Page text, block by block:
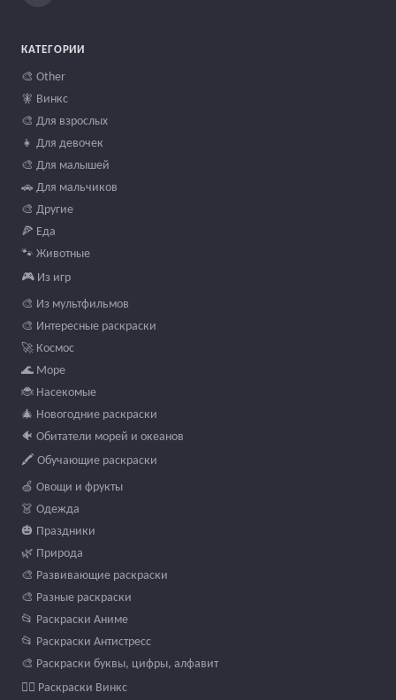
КАТЕГОРИИ
🎨 Other
🧚 Винкс
🎨 Для взрослых
👧 Для девочек
🎨 Для малышей
🚗 Для мальчиков
🎨 Другие
🍕 Еда
🐾 Животные
🎮 Из игр
🎨 Из мультфильмов
🎨 Интересные раскраски
🚀 Космос
🌊 Море
🐞 Насекомые
🎄 Новогодние раскраски
🐠 Обитатели морей и океанов
🖍️ Обучающие раскраски
🍏 Овощи и фрукты
👗 Одежда
🎃 Праздники
🌿 Природа
🎨 Развивающие раскраски
🎨 Разные раскраски
📂 Раскраски Аниме
📂 Раскраски Антистресс
🎨 Раскраски буквы, цифры, алфавит
🧚‍♀️ Раскраски Винкс